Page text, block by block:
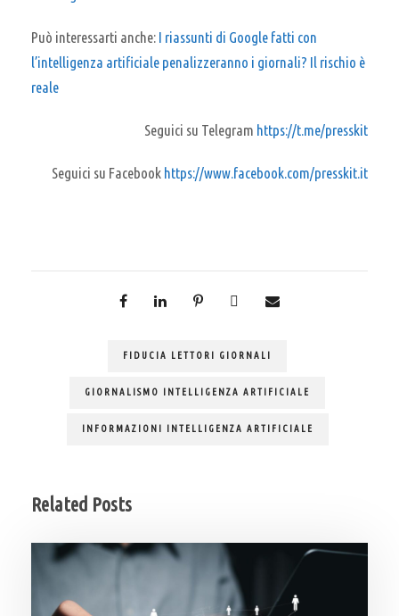
Può interessarti anche: I riassunti di Google fatti con
l’intelligenza artificiale penalizzeranno i giornali? Il rischio è
reale
Seguici su Telegram https://t.me/presskit
Seguici su Facebook https://www.facebook.com/presskit.it
FIDUCIA LETTORI GIORNALI
GIORNALISMO INTELLIGENZA ARTIFICIALE
INFORMAZIONI INTELLIGENZA ARTIFICIALE
Related Posts